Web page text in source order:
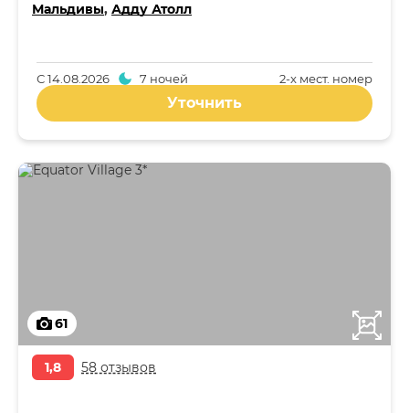
Мальдивы, Адду Атолл
2-x мест. номер
С14.08.2026 7 ночей
Уточнить
61
1,8 58 отзывов